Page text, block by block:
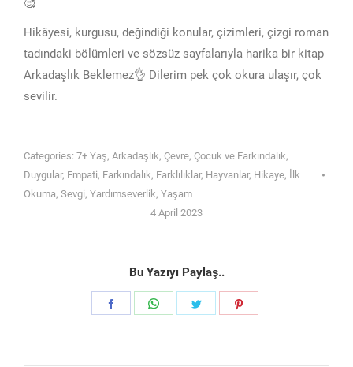
🥰
Hikâyesi, kurgusu, değindiği konular, çizimleri, çizgi roman
tadındaki bölümleri ve sözsüz sayfalarıyla harika bir kitap
Arkadaşlık Beklemez👌 Dilerim pek çok okura ulaşır, çok
sevilir.
Categories: 7+ Yaş, Arkadaşlık, Çevre, Çocuk ve Farkındalık,
Duygular, Empati, Farkındalık, Farklılıklar, Hayvanlar, Hikaye,
İlk
Okuma, Sevgi, Yardımseverlik, Yaşam
4 April 2023
Bu Yazıyı Paylaş..
Share